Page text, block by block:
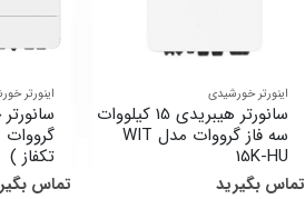
اینورتر خورشیدی
سانورتر هیبریدی 15 کیلووات
سه فاز گرووات مدل WIT
15K-HU
تماس بگیرید
اینورتر
تکفاز )
تماس